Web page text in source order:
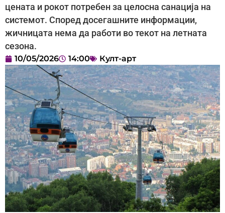
цената и рокот потребен за целосна санација на
системот. Според досегашните информации,
жичницата нема да работи во текот на летната
сезона.
10/05/2026 14:00 Култ-арт